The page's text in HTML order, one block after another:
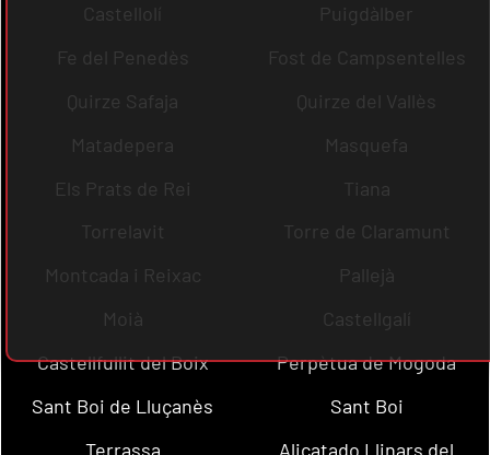
Castellolí
Puigdàlber
Fe del Penedès
Fost de Campsentelles
Quirze Safaja
Quirze del Vallès
Matadepera
Masquefa
Els Prats de Rei
Tiana
Torrelavit
Torre de Claramunt
Montcada i Reixac
Pallejà
Moià
Castellgalí
Castellfullit del Boix
Perpètua de Mogoda
Sant Boi de Lluçanès
Sant Boi
Terrassa
Alicatado Llinars del